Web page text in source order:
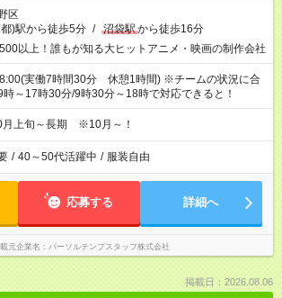
区
)駅から徒歩5分 / 沼袋駅から徒歩16分
以上！誰もが知る大ヒットアニメ・映画の制作会社
実働7時間30分 休憩1時間) ※チームの状況に合
時～17時30分/9時30分～18時で対応できると！
月上旬～長期 ※10月～！
/ 40～50代活躍中 / 服装自由
応募する 詳細へ
元企業名 パーソルテンプスタッフ株式会社
掲載日：2026.08.06